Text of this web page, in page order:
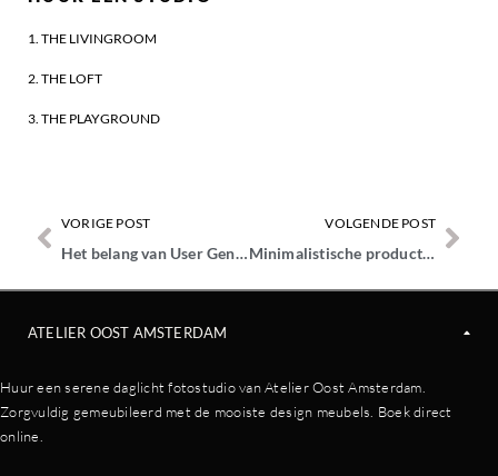
1. THE LIVINGROOM
2. THE LOFT
3. THE PLAYGROUND
VORIGE POST
Het belang van User Generated Content voor jouw bedrijf
VOLGENDE POST
Minimalistische productfotografie: Serviesmerk Mento in The Loft
ATELIER OOST AMSTERDAM
Huur een serene daglicht fotostudio van Atelier Oost Amsterdam.
Zorgvuldig gemeubileerd met de mooiste design meubels. Boek direct
online.